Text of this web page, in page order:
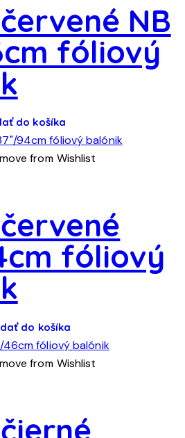
NB
fóliový
do košíka
produkt
má
Možnosti
si
môžete
vybrať
from Wishlist
fóliový
do košíka
produkt
má
Možnosti
si
from Wishlist